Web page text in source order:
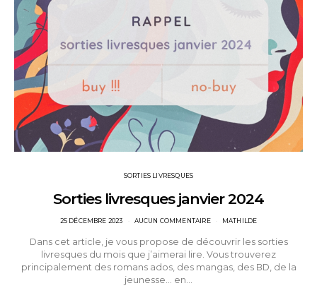
SORTIES LIVRESQUES
Sorties livresques janvier 2024
POSTED
25 DÉCEMBRE 2023 AUCUN COMMENTAIRE MATHILDE
Dans cet article, je vous propose de découvrir les sorties
livresques du mois que j’aimerai lire. Vous trouverez
principalement des romans ados, des mangas, des BD, de la
jeunesse… en…